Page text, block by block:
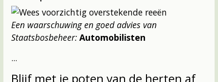
Een waarschuwing en goed advies van
Staatsbosbeheer: Automobilisten
...
Blijf met je poten van de herten af